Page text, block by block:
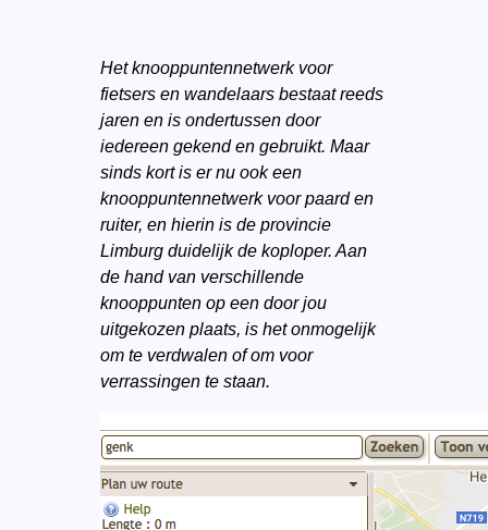
Het knooppuntennetwerk voor
fietsers en wandelaars bestaat reeds
jaren en is ondertussen door
iedereen gekend en gebruikt. Maar
sinds kort is er nu ook een
knooppuntennetwerk voor paard en
ruiter, en hierin is de provincie
Limburg duidelijk de koploper. Aan
de hand van verschillende
knooppunten op een door jou
uitgekozen plaats, is het onmogelijk
om te verdwalen of om voor
verrassingen te staan.